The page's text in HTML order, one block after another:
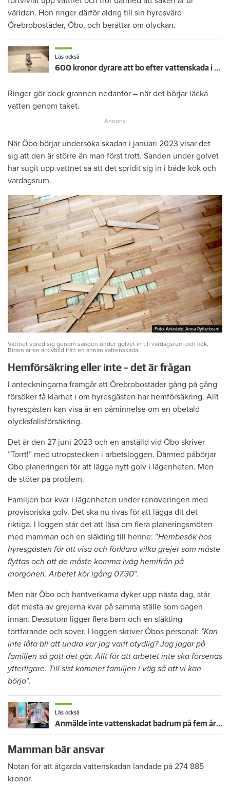
världen. Hon ringer därför aldrig till sin hyresvärd
Örebrobostäder, Öbo, och berättar om olyckan.
Läs också
600 kronor dyrare att bo efter vattenskada i Varberg
Ringer gör dock grannen nedanför – när det börjar läcka
vatten genom taket.
När Öbo börjar undersöka skadan i januari 2023 visar det
sig att den är större än man först trott. Sanden under golvet
har sugit upp vattnet så att det spridit sig in i både kök och
vardagsrum.
Foto: Arkivbild: Anna Rytterbrant
Foto: Arkivbild: Anna Rytterbrant
Vattnet spred sig genom sanden under golvet in till vardagsrum och kök.
Biden är en arkivbild från en annan vattenskada.
Hemförsäkring eller inte – det är frågan
I anteckningarna framgår att Örebrobostäder gång på gång
försöker få klarhet i om hyresgästen har hemförsäkring. Allt
hyresgästen kan visa är en påminnelse om en obetald
olycksfallsförsäkring.
Det är den 27 juni 2023 och en anställd vid Öbo skriver
”Torrt!” med utropstecken i arbetsloggen. Därmed påbörjar
Öbo planeringen för att lägga nytt golv i lägenheten. Men
de stöter på problem.
Familjen bor kvar i lägenheten under renoveringen med
provisoriska golv. Det ska nu rivas för att lägga dit det
riktiga. I loggen står det att läsa om flera planeringsmöten
med mamman och en släkting till henne: ”Hembesök hos
hyresgästen för att visa och förklara vilka grejer som måste
flyttas och att de måste komma iväg hemifrån på
morgonen. Arbetet kör igång 07.30”.
Men när Öbo och hantverkarna dyker upp nästa dag, står
det mesta av grejerna kvar på samma ställe som dagen
innan. Dessutom ligger flera barn och en släkting
fortfarande och sover. I loggen skriver Öbos personal: ”Kan
inte låta bli att undra var jag varit otydlig? Jag jagar på
familjen så gott det går. Allt för att arbetet inte ska försenas
ytterligare. Till sist kommer familjen i väg så att vi kan
börja”.
Läs också
Anmälde inte vattenskadat badrum på fem år – krävs på 125 000 kronor
Mamman bär ansvar
Notan för att åtgärda vattenskadan landade på 274 885
kronor.